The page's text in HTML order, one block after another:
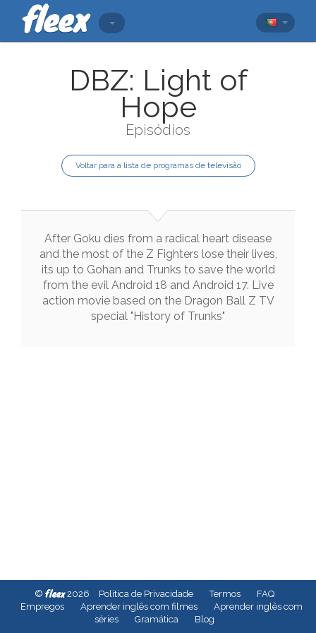
DBZ: Light of
Hope
Episódios
Voltar para a lista de programas de televisão
After Goku dies from a radical heart disease
and the most of the Z Fighters lose their lives,
its up to Gohan and Trunks to save the world
from the evil Android 18 and Android 17. Live
action movie based on the Dragon Ball Z TV
special "History of Trunks"
© fleex2026 Política de Privacidade Termos
FAQ
Empregos
Aprender inglês com filmes
Aprender inglês com
séries
Gramática Blog